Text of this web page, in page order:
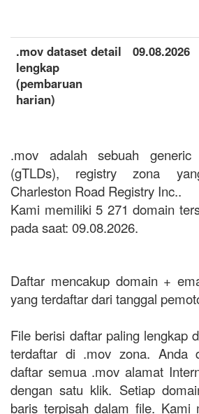
.mov dataset detail
lengkap
(pembaruan
harian)
09.08.2026
.mov adalah sebuah generic
(gTLDs), registry zona
Charleston Road Registry Inc..
Kami memiliki 5 271 domain
pada saat: 09.08.2026.
Daftar mencakup domain +
yang terdaftar dari tanggal
File berisi daftar paling lengkap
terdaftar di .mov zona. Anda
daftar semua .mov alamat
dengan satu klik. Setiap
baris terpisah dalam file. Kami